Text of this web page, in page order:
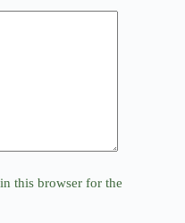
this browser for the